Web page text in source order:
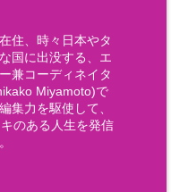
住、時々日本やタ
国に出没する、エ
兼コーディネイタ
Miyamoto)で
集力を駆使して、
のある人生を発信